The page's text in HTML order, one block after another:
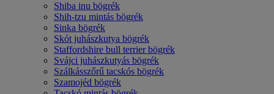
Shiba inu bögrék
Shih-tzu mintás bögrék
Sinka bögrék
Skót juhászkutya bögrék
Staffordshire bull terrier bögrék
Svájci juhászkutyás bögrék
Szálkásszőrű tacskós bögrék
Szamojéd bögrék